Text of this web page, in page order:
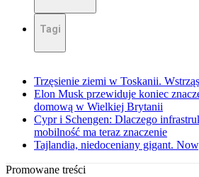
Tagi
Trzęsienie ziemi w Toskanii.
Elon Musk przewiduje koniec
domową w Wielkiej Brytanii
Cypr i Schengen: Dlaczego
mobilność ma teraz znaczenie
Tajlandia, niedoceniany gigant.
Promowane treści